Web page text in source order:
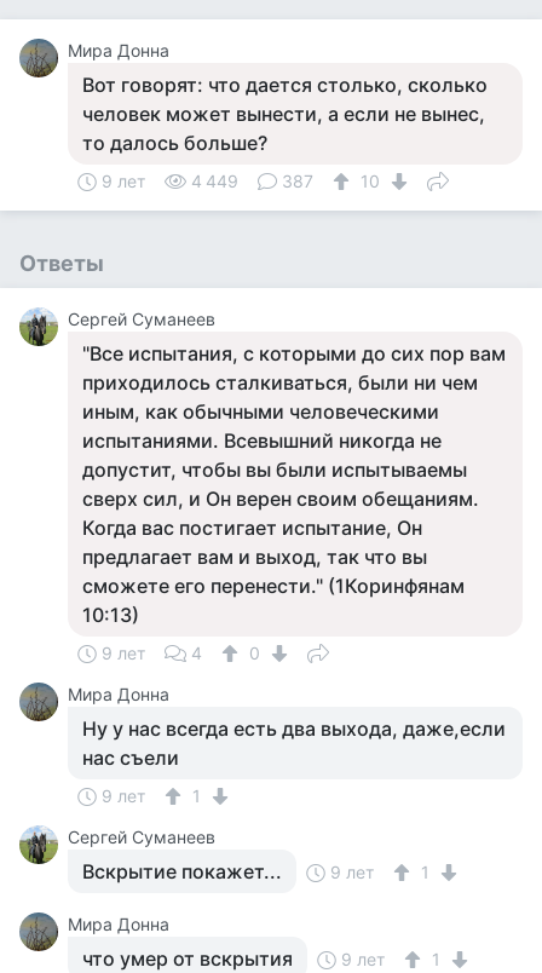
Мира Донна
Вот говорят: что дается столько, сколько
человек может вынести, а если не вынес,
то далось больше?
9 лет 4 449 387 10
Ответы
Сергей Суманеев
"Все испытания, с которыми до сих пор вам
приходилось сталкиваться, были ни чем
иным, как обычными человеческими
испытаниями. Всевышний никогда не
допустит, чтобы вы были испытываемы
сверх сил, и Он верен своим обещаниям.
Когда вас постигает испытание, Он
предлагает вам и выход, так что вы
сможете его перенести." (1Коринфянам
10:13)
9 лет 4
0
Мира Донна
Ну у нас всегда есть два выхода, даже,если
нас съели
9 лет
1
Сергей Суманеев
Вскрытие покажет... 9 лет 1
Мира Донна
что умер от вскрытия 9 лет 1